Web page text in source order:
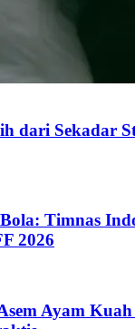
dari Sekadar
Timnas
2026
Ayam